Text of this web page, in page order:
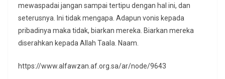
mewaspadai jangan sampai tertipu dengan hal ini, dan
seterusnya. Ini tidak mengapa. Adapun vonis kepada
pribadinya maka tidak, biarkan mereka. Biarkan mereka
diserahkan kepada Allah Taala. Naam.
https://www.alfawzan.af.org.sa/ar/node/9643